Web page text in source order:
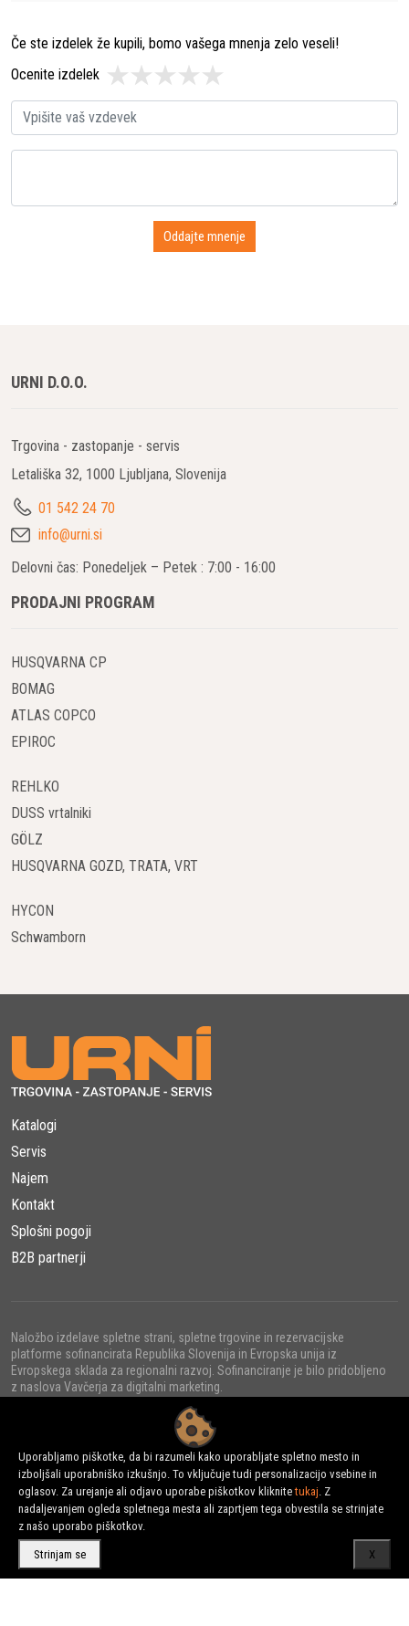
Če ste izdelek že kupili, bomo vašega mnenja zelo veseli!
Ocenite izdelek
Uporabljamo piškotke, da bi razumeli kako uporabljate spletno mesto in
izboljšali uporabniško izkušnjo. To vključuje tudi personalizacijo vsebine in
oglasov. Za urejanje ali odjavo uporabe piškotkov kliknitetukaj. Z
nadaljevanjem ogleda spletnega mesta ali zaprtjem tega obvestila se strinjate
z našo uporabo piškotkov.
Strinjam se X
URNI D.O.O.
Trgovina - zastopanje - servis
Letališka 32, 1000 Ljubljana, Slovenija
01 542 24 70
info@urni.si
Delovni čas: Ponedeljek – Petek : 7:00 - 16:00
PRODAJNI PROGRAM
HUSQVARNA CP
BOMAG
ATLAS COPCO
EPIROC
REHLKO
DUSS vrtalniki
GÖLZ
HUSQVARNA GOZD, TRATA, VRT
HYCON
Schwamborn
Katalogi
Servis
Najem
Kontakt
Splošni pogoji
B2B partnerji
Naložbo izdelave spletne strani, spletne trgovine in rezervacijske
platforme sofinancirata Republika Slovenija in Evropska unija iz
Evropskega sklada za regionalni razvoj. Sofinanciranje je bilo pridobljeno
z naslova Vavčerja za digitalni marketing.
© 2022 - URNI d.o.o., Vse pravice pridržane.